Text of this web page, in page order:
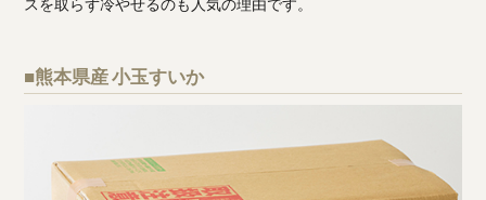
スを取らず冷やせるのも人気の理由です。
■熊本県産 小玉すいか